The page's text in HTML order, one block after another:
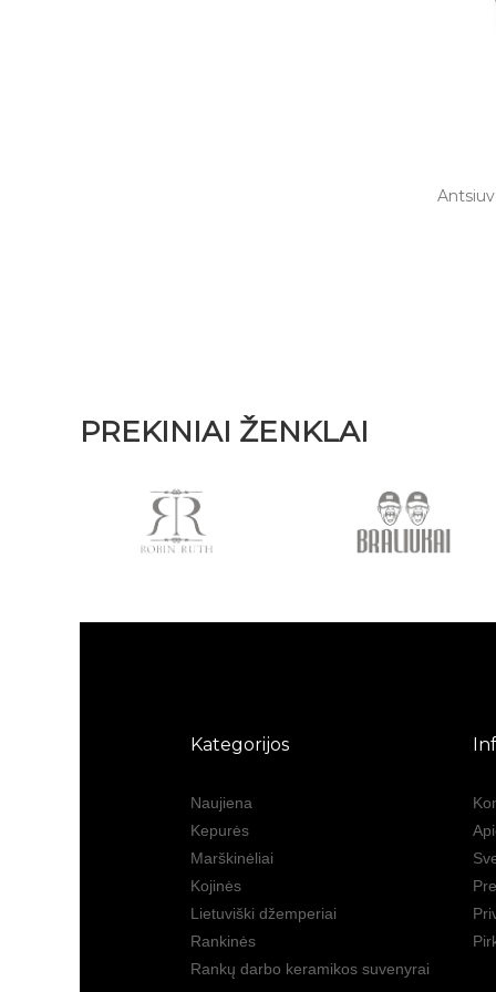
PREKINIAI ŽENKLAI
Kategorijos
Naujiena
Kepurės
Marškinėliai
Kojinės
Lietuviški džemperiai
Rankinės
Rankų darbo keramikos suvenyrai